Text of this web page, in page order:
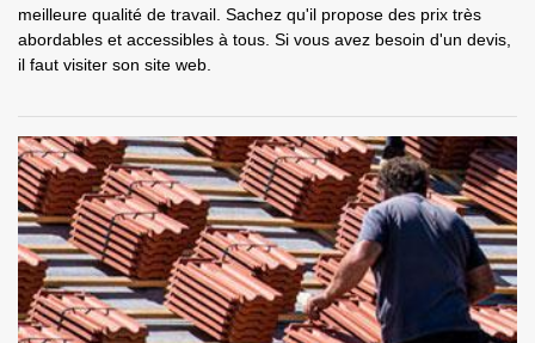
meilleure qualité de travail. Sachez qu'il propose des prix très
abordables et accessibles à tous. Si vous avez besoin d'un devis,
il faut visiter son site web.